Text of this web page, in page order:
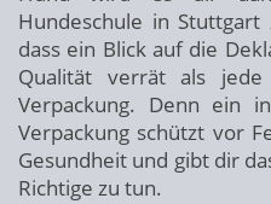
Hundeschule in
dass ein Blick auf die
Qualität verrät als
Verpackung. Denn ein
Verpackung schützt vor
Gesundheit und gibt dir
Richtige zu tun.